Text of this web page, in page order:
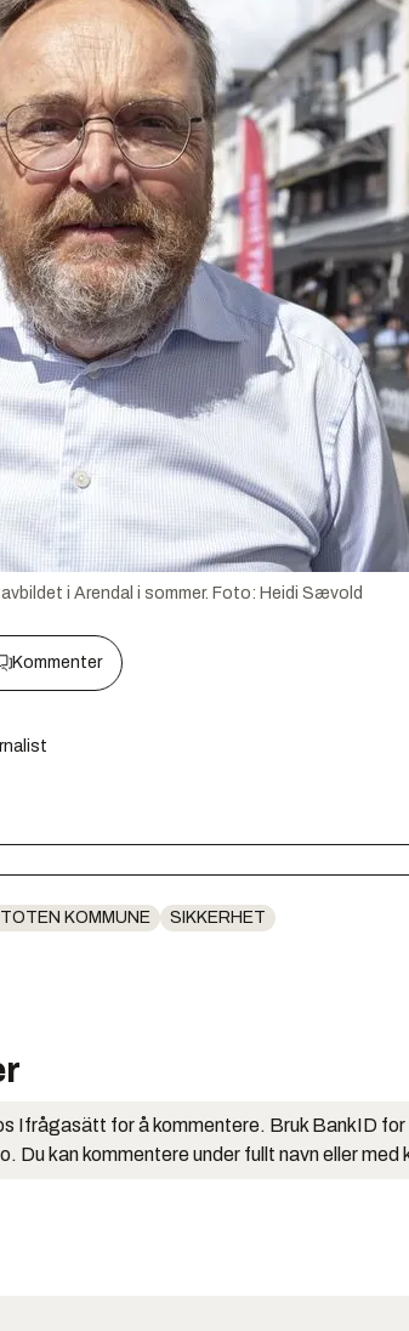
i Arendal i sommer. Foto: Heidi Sævold
Kommenter
KOMMUNE SIKKERHET
Ifrågasätt for å kommentere. Bruk BankID
Du kan kommentere under fullt navn eller med